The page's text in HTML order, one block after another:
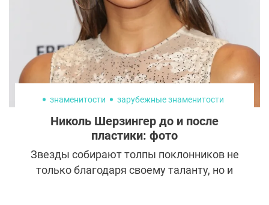
знаменитости зарубежные знаменитости
Николь Шерзингер до и после
пластики: фото
Звезды собирают толпы поклонников не
только благодаря своему таланту, но и